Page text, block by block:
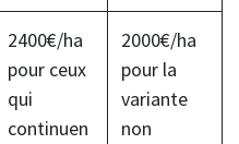
2400€/ha
pour ceux
qui
continuen
2000€/ha
pour la
variante
non